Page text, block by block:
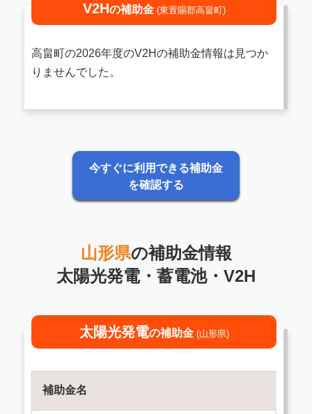
V2Hの補助金 (東置賜郡高畠町)
高畠町の2026年度のV2Hの補助金情報は見つか
りませんでした。
今すぐに利用できる補助金
を確認する
山形県の補助金情報
太陽光発電・蓄電池・V2H
太陽光発電の補助金 (山形県)
補助金名